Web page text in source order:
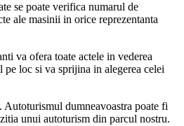
se poate verifica numarul de
ale masinii in orice reprezentanta
va ofera toate actele in vederea
loc si va sprijina in alegerea celei
dumneavoastra poate fi
unui autoturism din parcul nostru.